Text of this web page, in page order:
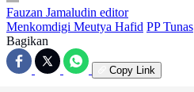
Fauzan Jamaludin editor
Menkomdigi Meutya Hafid PP Tunas
Bagikan
Copy Link